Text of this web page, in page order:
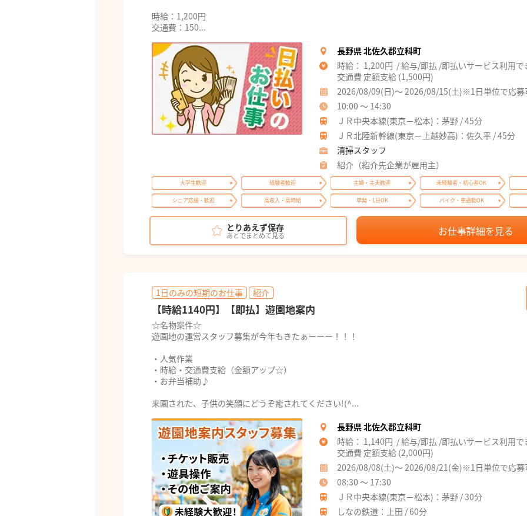
時給：1,200円
交通費：150...
長野県 北佐久郡立科町
時給： 1,200円 / 給与/即払 /即払いサービス利用で
交通費 定額支給 (1,500円)
2026/08/09(日)～ 2026/08/15(土)※1日単位で応募
10:00 ～ 14:30
ＪＲ中央本線(東京－松本)：茅野 / 45分
ＪＲ北陸新幹線(東京－上越妙高)：佐久平 / 45分
清掃スタッフ
紹介（紹介先企業が雇用主）
大学生歓迎 経験者歓迎 主婦・主夫歓迎 未経験者・初心者OK
シニア応援・歓迎 高収入・高時給 単発・1日OK バイク・車通勤OK
とりあえず保存
あとでまとめて見る お仕事詳細を見る
1日のみの短期のお仕事 紹介
【時給1140円】【即払】遊園地案内
☆名物案件☆
遊園地の運営スタッフ募集が今年もきたぁーーー！！！
・人気作業
・時給・交通費支給（金額アップ☆）
・お弁当補助♪
来園された、子供の笑顔にどうぞ癒されてください!(^...
長野県 北佐久郡立科町
時給： 1,140円 / 給与/即払 /即払いサービス利用で
交通費 定額支給 (2,000円)
2026/08/08(土)～ 2026/08/21(金)※1日単位で応募
08:30 ～ 17:30
ＪＲ中央本線(東京－松本)：茅野 / 30分
しなの鉄道：上田 / 60分